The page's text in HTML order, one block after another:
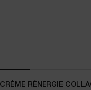
CRÈME RÉNERGIE